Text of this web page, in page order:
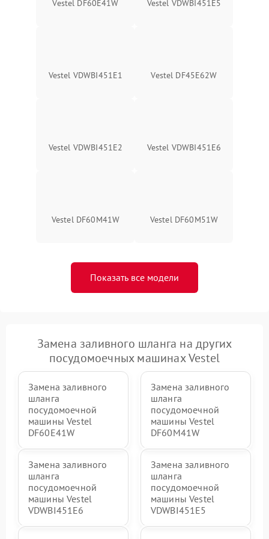
Vestel DF60E41W Vestel VDWBI451E5
Vestel VDWBI451E1 Vestel DF45E62W
Vestel VDWBI451E2 Vestel VDWBI451E6
Vestel DF60M41W Vestel DF60M51W
Показать все модели
Замена заливного шланга на других
посудомоечных машинах Vestel
Замена заливного
шланга
посудомоечной
машины Vestel
DF60E41W
Замена заливного
шланга
посудомоечной
машины Vestel
DF60M41W
Замена заливного
шланга
посудомоечной
машины Vestel
VDWBI451E6
Замена заливного
шланга
посудомоечной
машины Vestel
VDWBI451E5